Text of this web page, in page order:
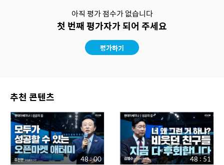
아직 평가 점수가 없습니다
첫 번째 평가자가 되어 주세요
평가하기
추천 콘텐츠
48 : 00 48 : 51